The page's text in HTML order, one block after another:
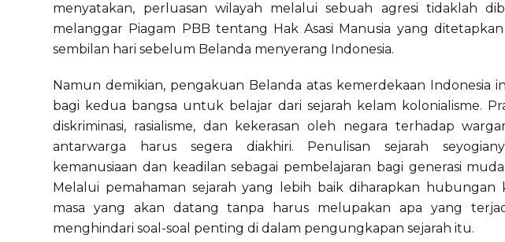
menyatakan, perluasan wilayah melalui sebuah agresi tidaklah
melanggar Piagam PBB tentang Hak Asasi Manusia yang
sembilan hari sebelum Belanda menyerang Indonesia.
Namun demikian, pengakuan Belanda atas kemerdekaan Indonesia
bagi kedua bangsa untuk belajar dari sejarah kelam kolonialisme.
diskriminasi, rasialisme, dan kekerasan oleh negara terhadap
antarwarga harus segera diakhiri. Penulisan sejarah
kemanusiaan dan keadilan sebagai pembelajaran bagi generasi
Melalui pemahaman sejarah yang lebih baik diharapkan hubungan
masa yang akan datang tanpa harus melupakan apa yang
menghindari soal-soal penting di dalam pengungkapan sejarah itu.